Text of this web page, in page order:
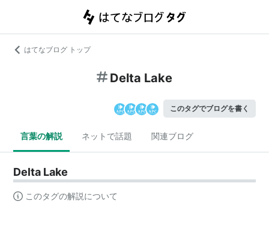
はてなブログ トップ
Delta Lake
このタグでブログを書く
言葉の解説 ネットで話題 関連ブログ
Delta Lake
このタグの解説について